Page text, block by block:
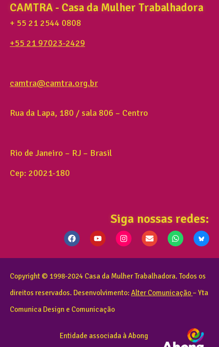
CAMTRA - Casa da Mulher Trabalhadora
+ 55 21 2544 0808
+55 21 97023-2429
camtra@camtra.org.br
Rua da Lapa, 180 / sala 806 – Centro
Rio de Janeiro – RJ – Brasil
Cep: 20021-180
Siga nossas redes:
Copyright © 1998-2024 Casa da Mulher Trabalhadora. Todos os
direitos reservados. Desenvolvimento: Alter Comunicação – Yta
Comunica Design e Comunicação
Entidade associada à Abong